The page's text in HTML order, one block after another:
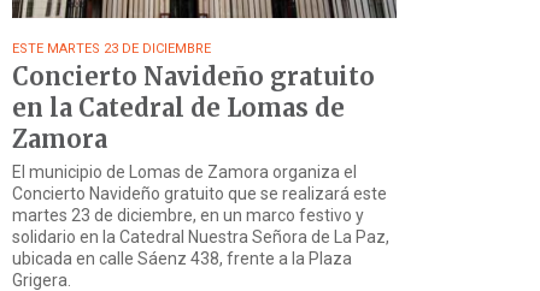
ESTE MARTES 23 DE DICIEMBRE
Concierto Navideño gratuito
en la Catedral de Lomas de
Zamora
El municipio de Lomas de Zamora organiza el
Concierto Navideño gratuito que se realizará este
martes 23 de diciembre, en un marco festivo y
solidario en la Catedral Nuestra Señora de La Paz,
ubicada en calle Sáenz 438, frente a la Plaza
Grigera.